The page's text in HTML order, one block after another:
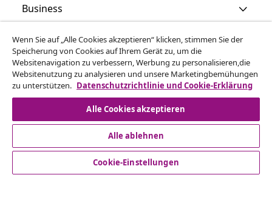
Business
vidaXL
Mehr entdecken
© 2008-2026 vidaXL - www.vidaxl.at ist eine Webseite von
Wenn Sie auf „Alle Cookies akzeptieren“ klicken, stimmen Sie der
Speicherung von Cookies auf Ihrem Gerät zu, um die
Websitenavigation zu verbessern, Werbung zu personalisieren,die
Websitenutzung zu analysieren und unsere Marketingbemühungen
zu unterstützen. Datenschutzrichtlinie und Cookie-Erklärung
Alle Cookies akzeptieren
Alle ablehnen
Cookie-Einstellungen